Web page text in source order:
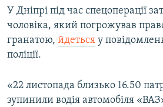
УКР
КТАТ
У Дніпрі під час спецоперації
чоловіка, який погрожував
гранатою, йдеться у
поліції.
«22 листопада близько 16.50
зупинили водія автомобіля